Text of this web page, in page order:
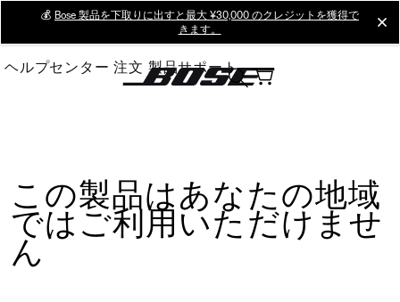
Main
💰 Bose 製品を下取りに出すと最大 ¥30,000 のクレジットを獲得で
きます。
ヘルプセンター 注文 製品サポート
この製品はあなたの地域
ではご利用いただけませ
ん